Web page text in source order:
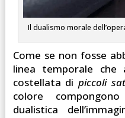
Il dualismo morale
Come se non fosse
linea temporale che
costellata dipiccoli
colore
dualistica